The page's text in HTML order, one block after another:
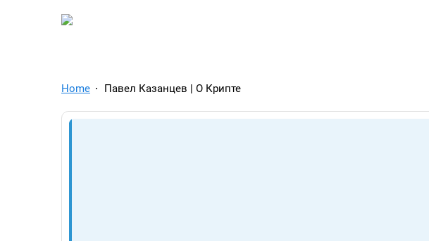
TelegramAds.com — Telegram Ads
Home Павел Казанцев | О Крипте